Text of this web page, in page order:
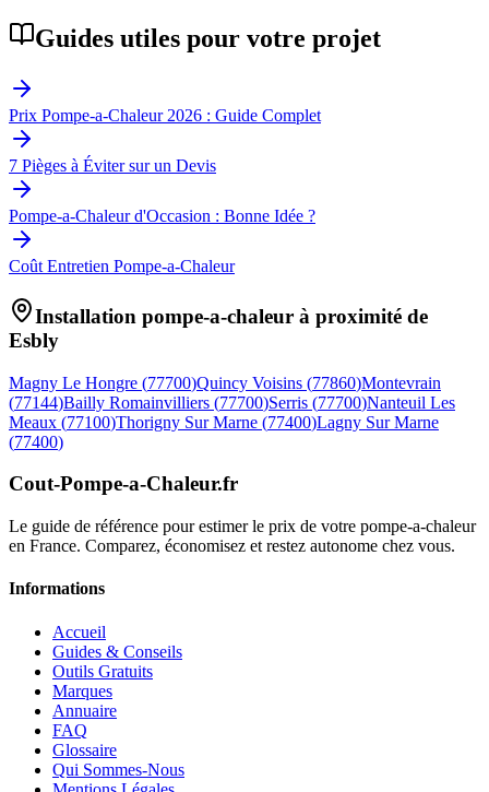
Guides utiles pour votre projet
Prix Pompe-a-Chaleur 2026 : Guide Complet
7 Pièges à Éviter sur un Devis
Pompe-a-Chaleur d'Occasion : Bonne Idée ?
Coût Entretien Pompe-a-Chaleur
Installation pompe-a-chaleur à proximité de
Esbly
Magny Le Hongre (77700)Quincy Voisins (77860)Montevrain
(77144)Bailly Romainvilliers (77700)Serris (77700)Nanteuil Les
Meaux (77100)Thorigny Sur Marne (77400)Lagny Sur Marne
(77400)
Cout-Pompe-a-Chaleur.fr
Le guide de référence pour estimer le prix de votre pompe-a-chaleur
en France. Comparez, économisez et restez autonome chez vous.
Informations
Accueil
Guides & Conseils
Outils Gratuits
Marques
Annuaire
FAQ
Glossaire
Qui Sommes-Nous